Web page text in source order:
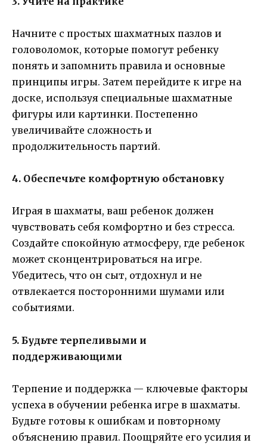
Начните с простых шахматных пазлов и
головоломок, которые помогут ребенку
понять и запомнить правила и основные
принципы игры. Затем перейдите к игре на
доске, используя специальные шахматные
фигуры или картинки. Постепенно
увеличивайте сложность и
продолжительность партий.
4. Обеспечьте комфортную обстановку
Играя в шахматы, ваш ребенок должен
чувствовать себя комфортно и без стресса.
Создайте спокойную атмосферу, где ребенок
может сконцентрироваться на игре.
Убедитесь, что он сыт, отдохнул и не
отвлекается посторонними шумами или
событиями.
5. Будьте терпеливыми и
поддерживающими
Терпение и поддержка — ключевые факторы
успеха в обучении ребенка игре в шахматы.
Будьте готовы к ошибкам и повторному
объяснению правил. Поощряйте его усилия и